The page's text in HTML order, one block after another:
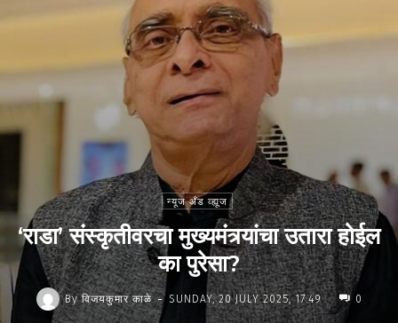
न्यूज अँड व्ह्यूज
‘राडा’ संस्कृतीवरचा मुख्यमंत्र्यांचा उतारा होईल
का पुरेसा?
By विजयकुमार काळे - SUNDAY, 20 JULY 2025, 17:49 0